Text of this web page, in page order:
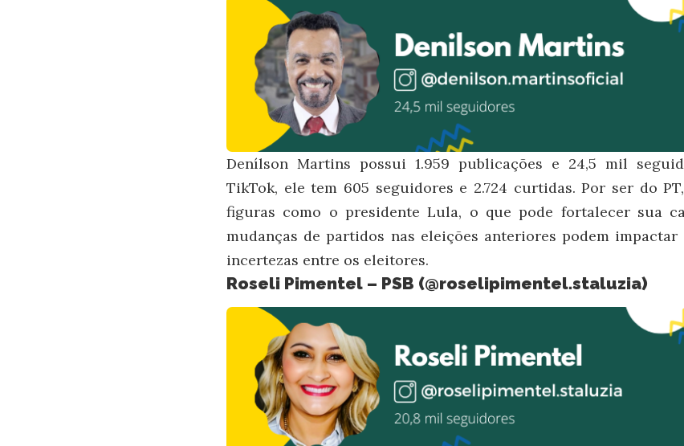
Denílson Martins possui 1.959 publicações e 24,5 mil
TikTok, ele tem 605 seguidores e 2.724 curtidas. Por ser do
figuras como o presidente Lula, o que pode fortalecer sua
mudanças de partidos nas eleições anteriores podem impactar
incertezas entre os eleitores.
Roseli Pimentel – PSB (@roselipimentel.staluzia)